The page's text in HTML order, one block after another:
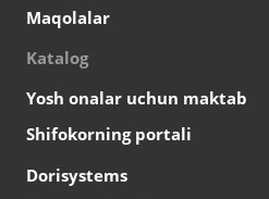
Maqolalar
Katalog
Yosh onalar uchun maktab
Shifokorning portali
Dorisystems